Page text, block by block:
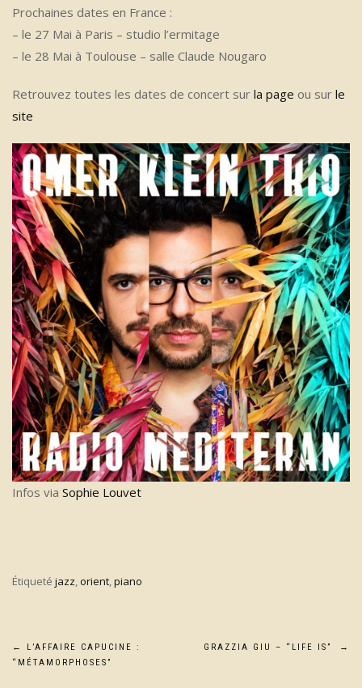
Prochaines dates en France :
– le 27 Mai à Paris – studio l’ermitage
– le 28 Mai à Toulouse – salle Claude Nougaro
Retrouvez toutes les dates de concert sur la page ou sur le
site
Infos via Sophie Louvet
Étiqueté jazz,orient,piano
Navigation
←
L’AFFAIRE CAPUCINE :
“MÉTAMORPHOSES”
GRAZZIA GIU – “LIFE IS” →